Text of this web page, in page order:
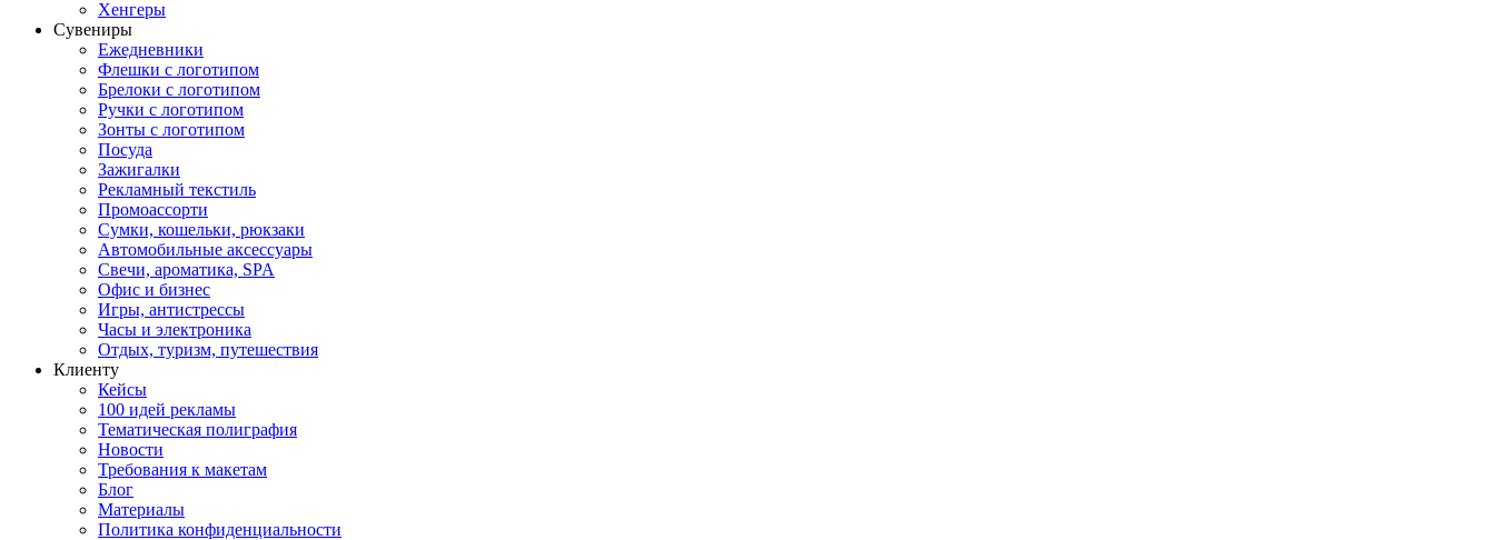
Хенгеры
Сувениры
Ежедневники
Флешки с логотипом
Брелоки с логотипом
Ручки с логотипом
Зонты с логотипом
Посуда
Зажигалки
Рекламный текстиль
Промоассорти
Сумки, кошельки, рюкзаки
Автомобильные аксессуары
Свечи, ароматика, SPA
Офис и бизнес
Игры, антистрессы
Часы и электроника
Отдых, туризм, путешествия
Клиенту
Кейсы
100 идей рекламы
Тематическая полиграфия
Новости
Требования к макетам
Блог
Материалы
Политика конфиденциальности